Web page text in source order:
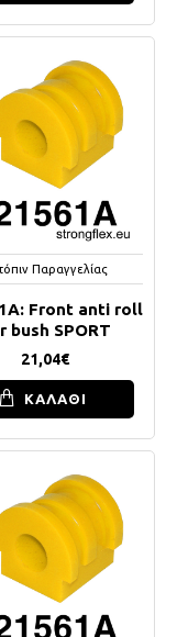
Παραγγελίας
Front anti roll
bush SPORT
21,04€
ΚΑΛΑΘΙ